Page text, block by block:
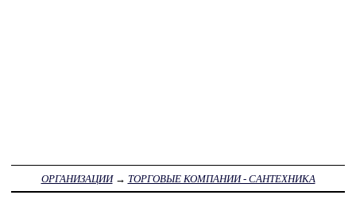
ОРГАНИЗАЦИИ→ ТОРГОВЫЕ КОМПАНИИ - САНТЕХНИКА